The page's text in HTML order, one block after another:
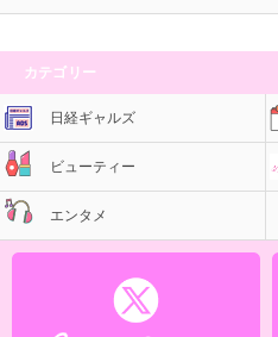
カテゴリー
日経ギャルズ
ビューティー
エンタメ